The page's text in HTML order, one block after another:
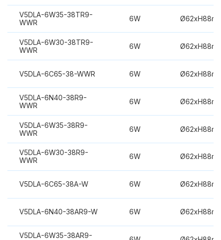
V5DLA-6W35-38TR9-
WWR
6W
V5DLA-6W30-38TR9-
WWR
6W
V5DLA-6C65-38-WWR 6W
V5DLA-6N40-38R9-
WWR
6W
V5DLA-6W35-38R9-
WWR
6W
V5DLA-6W30-38R9-
WWR
6W
V5DLA-6C65-38A-W 6W
V5DLA-6N40-38AR9-W 6W
V5DLA-6W35-38AR9-